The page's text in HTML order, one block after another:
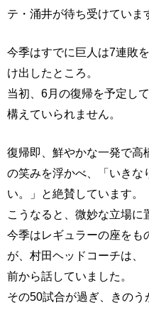
テ・涌井が待ち受けていま
今季はすでに巨人は7連敗
け出したところ。
当初、6月の復帰を予定し
構えていられません。
復帰即、鮮やかな一発で高
の笑みを浮かべ、「いきな
い。」と絶賛しています。
こうなると、微妙な立場に
今季はレギュラーの座をも
が、村田ヘッドコーチは、
前から話していました。
その50試合が過ぎ、きのう